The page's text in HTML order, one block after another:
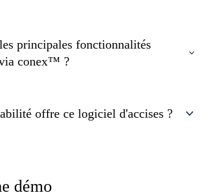
principales fonctionnalités
conex™ ?
offre ce logiciel d'accises ?
démo